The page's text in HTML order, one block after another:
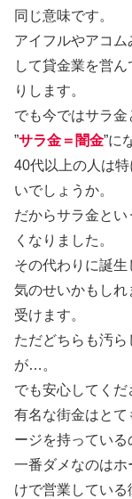
同じ意味です。
アイフルやアコ
して貸金業を営
りします。
でも今ではサラ金
”サラ金＝闇金”に
40代以上の人は
いでしょうか。
だからサラ金と
くなりました。
その代わりに誕生
気のせいかもし
受けます。
ただどちらも汚
が…。
でも安心してくだ
有名な街金はと
ージを持っている
一番ダメなのは
けで営業している